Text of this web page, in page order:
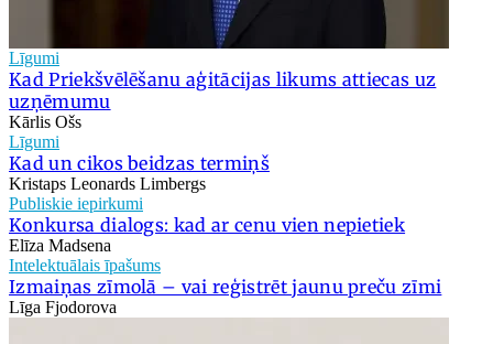
Līgumi
Kad Priekšvēlēšanu aģitācijas likums attiecas uz
uzņēmumu
Kārlis Ošs
Līgumi
Kad un cikos beidzas termiņš
Kristaps Leonards Limbergs
Publiskie iepirkumi
Konkursa dialogs: kad ar cenu vien nepietiek
Elīza Madsena
Intelektuālais īpašums
Izmaiņas zīmolā – vai reģistrēt jaunu preču zīmi
Līga Fjodorova